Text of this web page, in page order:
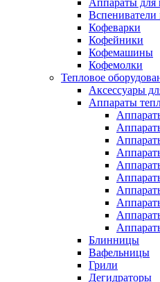
Вспениватели
Кофеварки
Кофейники
Кофемашины
Кофемолки
Тепловое
Аксессуары
Аппараты
Блинницы
Вафельницы
Грили
Дегидраторы